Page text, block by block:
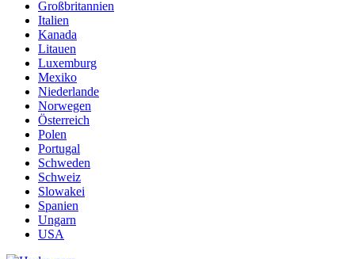
Großbritannien
Italien
Kanada
Litauen
Luxemburg
Mexiko
Niederlande
Norwegen
Österreich
Polen
Portugal
Schweden
Schweiz
Slowakei
Spanien
Ungarn
USA